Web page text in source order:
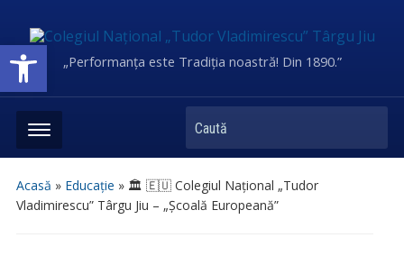
Deschide bara de unelte„Performanța este Tradiția noastră! Din 1890.”
Caută
Acasă » Educație » 🏛 🇪🇺 Colegiul Național „Tudor
Vladimirescu” Târgu Jiu – „Școală Europeană”